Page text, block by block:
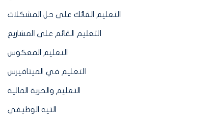
التعليم القائك على حل المشكلات
التعليم القائم على المشاريع
التعليم المعكوس
التعليم في الميتافيرس
التعليم والحرية المالية
التيه الوظيفي